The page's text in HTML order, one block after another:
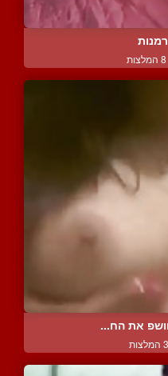
8 המלצות
את הח...
3 המלצות